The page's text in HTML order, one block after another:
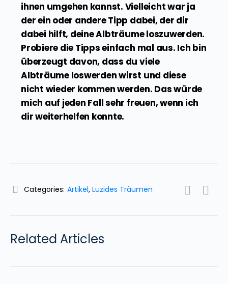
ihnen umgehen kannst. Vielleicht war ja
der ein oder andere Tipp dabei, der dir
dabei hilft, deine Albträume loszuwerden.
Probiere die Tipps einfach mal aus. Ich bin
überzeugt davon, dass du viele
Albträume loswerden wirst und diese
nicht wieder kommen werden. Das würde
mich auf jeden Fall sehr freuen, wenn ich
dir weiterhelfen konnte.
Categories: Artikel, Luzides Träumen
Related Articles